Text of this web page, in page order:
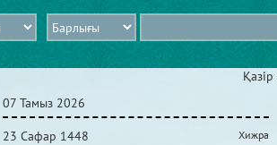
Қазір
07 Тамыз 2026
23 Сафар 1448 Хижра